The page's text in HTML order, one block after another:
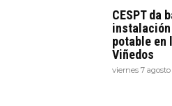
CESPT da
instalación
potable en
Viñedos
viernes 7 agosto